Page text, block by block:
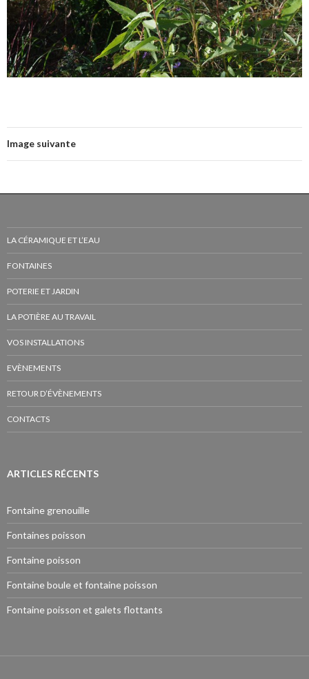
Image suivante
LA CÉRAMIQUE ET L’EAU
FONTAINES
POTERIE ET JARDIN
LA POTIÈRE AU TRAVAIL
VOS INSTALLATIONS
EVÈNEMENTS
RETOUR D’ÉVÈNEMENTS
CONTACTS
ARTICLES RÉCENTS
Fontaine grenouille
Fontaines poisson
Fontaine poisson
Fontaine boule et fontaine poisson
Fontaine poisson et galets flottants